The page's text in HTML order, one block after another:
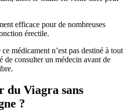
efficace pour de nombreuses
érectile.
médicament n’est pas destiné à tout
de consulter un médecin avant de
du Viagra sans
?